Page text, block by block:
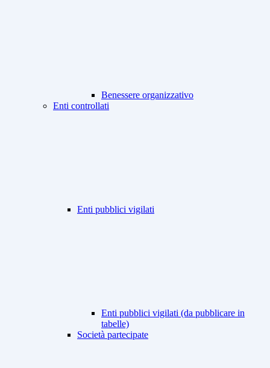
Benessere organizzativo
Enti controllati
Enti pubblici vigilati
Enti pubblici vigilati (da pubblicare in
tabelle)
Società partecipate